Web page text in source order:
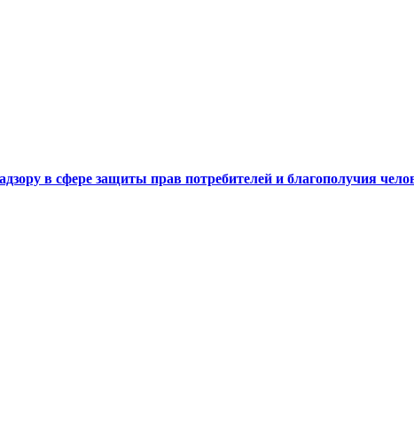
в сфере защиты прав потребителей и благополучия